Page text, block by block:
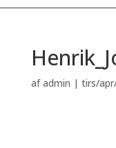
afadmin | tirs/